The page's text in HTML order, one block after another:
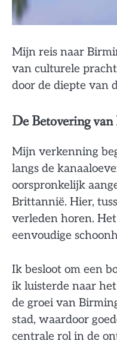
Mijn reis naar
van culturele
door de diepte van
De Betovering
Mijn verkenning
langs de
oorspronkelijk
Brittannië. Hier,
verleden horen.
eenvoudige
Ik besloot om een
ik luisterde naar
de groei van
stad, waardoor
centrale rol in de